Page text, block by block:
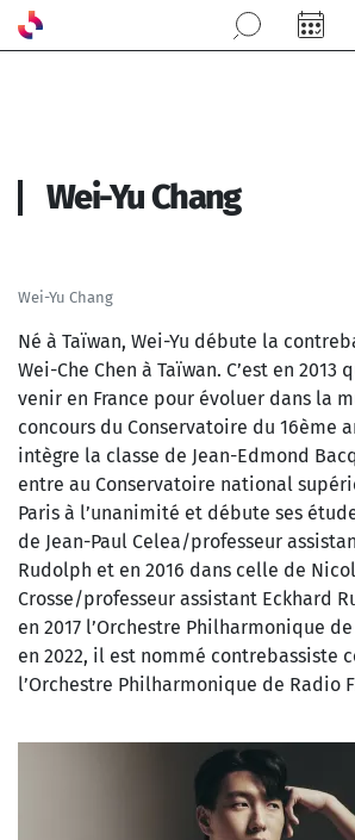
Aller au contenu principal
Wei-Yu Chang
Wei-Yu Chang
Né à Taïwan, Wei-Yu débute la
Wei-Che Chen à Taïwan. C’est en 2013
venir en France pour évoluer dans la
concours du Conservatoire du 16ème
intègre la classe de Jean-Edmond
entre au Conservatoire national
Paris à l’unanimité et débute ses
de Jean-Paul Celea/professeur
Rudolph et en 2016 dans celle de
Crosse/professeur assistant Eckhard
en 2017 l’Orchestre Philharmonique
en 2022, il est nommé contrebassiste
l’Orchestre Philharmonique de Radio